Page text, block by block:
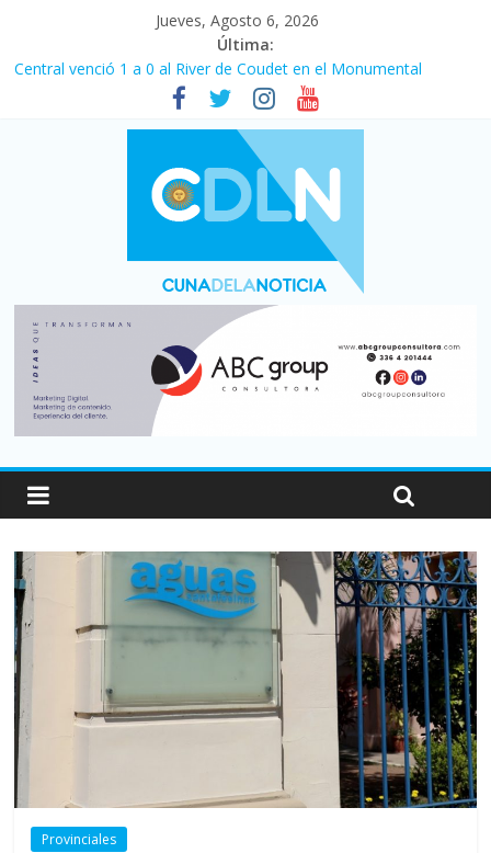
Jueves, Agosto 6, 2026
Última:
Fuerte caída de la venta de autos usados en julio: bajó un 12,6%
Central venció 1 a 0 al River de Coudet en el Monumental
La morosidad alcanzó su nivel más alto en dos décadas y ya
afecta a 400 mil deudores en Santa Fe
Desde que asumió Milei cerraron 41.000 kioscos: el sector
denuncia crisis como en 2001
Vacaciones de invierno con más movimiento y consumo
turístico: 4,6 millones de personas viajaron por el país, un 5,9%
Provinciales